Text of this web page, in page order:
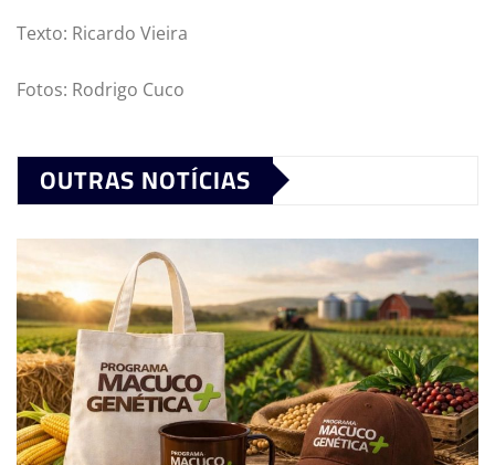
Texto: Ricardo Vieira
Fotos: Rodrigo Cuco
OUTRAS NOTÍCIAS